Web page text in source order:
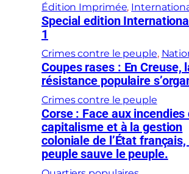
Édition Imprimée,
Special edition
1
Crimes contre le peuple,
Coupes rases : En Creuse,
résistance populaire
Crimes contre le peuple
Corse : Face aux incendies
capitalisme et à la gestion
coloniale de l’État
peuple sauve le peuple.